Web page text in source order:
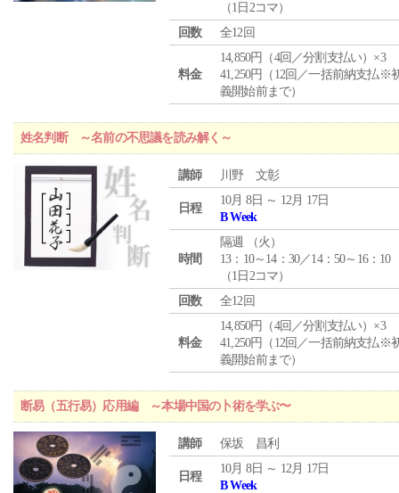
（1日2コマ）
回数
全12回
料金
14,850円（4回／分割支払い）×3
41,250円（12回／一括前納支払※
義開始前まで）
姓名判断 ～名前の不思議を読み解く～
講師 川野 文彰
日程
10月 8日 ～ 12月 17日
B Week
時間
隔週 （火 ）
13：10～14：30／14：50～16：10
（1日2コマ）
回数
全12回
料金
14,850円（4回／分割支払い）×3
41,250円（12回／一括前納支払※
義開始前まで）
断易（五行易）応用編 ～本場中国の卜術を学ぶ〜
講師 保坂 昌利
日程
10月 8日 ～ 12月 17日
B Week